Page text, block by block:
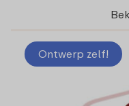
Ontwerp zelf!